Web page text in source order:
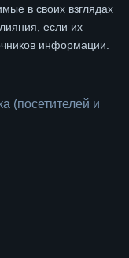
в своих взглядах
если их
информации.